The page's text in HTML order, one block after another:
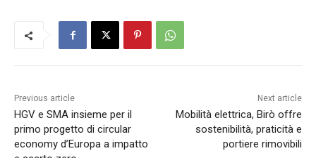
Previous article
HGV e SMA insieme per il
primo progetto di circular
economy d’Europa a impatto
Next article
Mobilità elettrica, Birò offre
sostenibilità, praticità e
portiere rimovibili